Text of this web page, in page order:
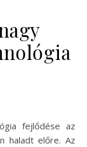
haladt előre. Az